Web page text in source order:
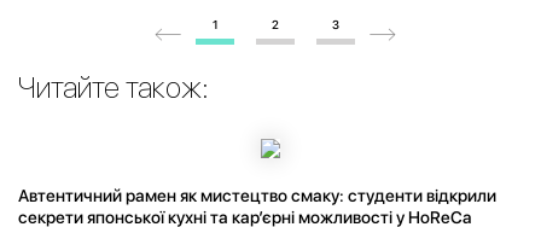
1 2 3
Читайте також:
Автентичний рамен як мистецтво смаку: студенти відкрили
секрети японської кухні та кар’єрні можливості у HoReCa